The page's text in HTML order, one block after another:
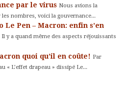
par le virus Nous avions la
les nombres, voici la gouvernance...
Le Pen – Macron: enfin s’en
Il y a quand même des aspects réjouissants
quoi qu’il en coûte! Par
« L’effet drapeau » dissipé Le...